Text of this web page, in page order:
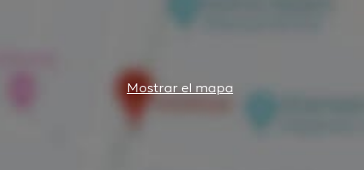
Mostrar el mapa